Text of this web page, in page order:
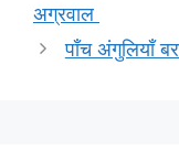
अग्रवाल
पाँच अंगुलियाँ